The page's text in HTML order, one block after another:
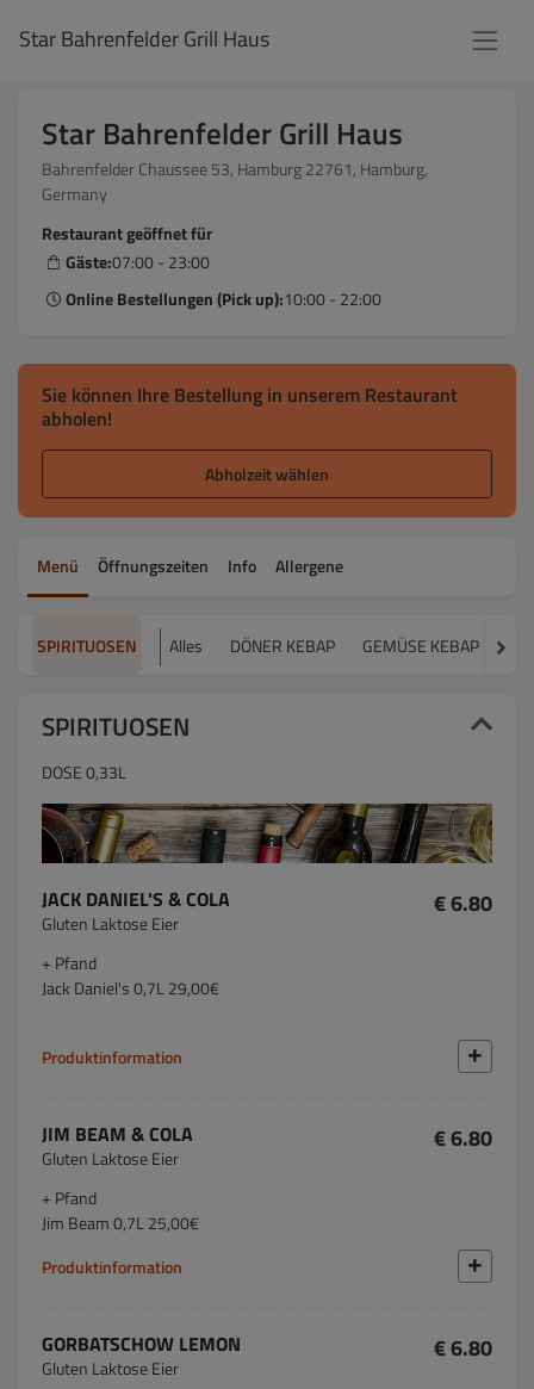
Star Bahrenfelder Grill Haus
Star Bahrenfelder Grill Haus
Bahrenfelder Chaussee 53, Hamburg 22761, Hamburg,
Germany
Restaurant geöffnet für
Gäste:07:00 - 23:00
Online Bestellungen (Pick up):10:00 - 22:00
Sie können Ihre Bestellung in unserem Restaurant
abholen!
Abholzeit wählen
Menü Öffnungszeiten Info Allergene
SPIRITUOSEN Alles DÖNER KEBAP GEMÜSE KEBAP
SPIRITUOSEN
DOSE 0,33L
JACK DANIEL'S & COLA
Gluten Laktose Eier
€ 6.80
+ Pfand
Jack Daniel's 0,7L 29,00€
Produktinformation
JIM BEAM & COLA
Gluten Laktose Eier
€ 6.80
+ Pfand
Jim Beam 0,7L 25,00€
Produktinformation
GORBATSCHOW LEMON
Gluten Laktose Eier
€ 6.80